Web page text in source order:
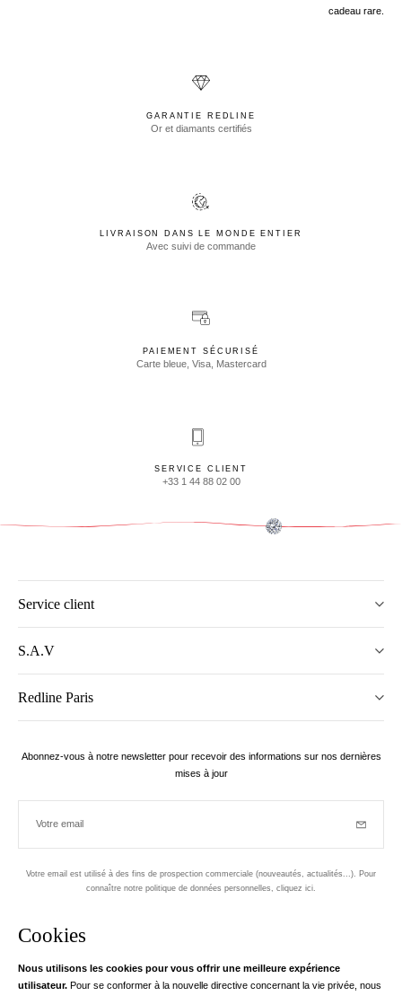
Cookies
Nous utilisons les cookies pour vous offrir une meilleure expérience
utilisateur. Pour se conformer à la nouvelle directive concernant la vie privée, nous
cadeau rare.
GARANTIE REDLINE
Or et diamants certifiés
LIVRAISON DANS LE MONDE ENTIER
Avec suivi de commande
PAIEMENT SÉCURISÉ
Carte bleue, Visa, Mastercard
SERVICE CLIENT
+33 1 44 88 02 00
Service client
S.A.V
Redline Paris
Abonnez-vous à notre newsletter pour recevoir des informations sur nos dernières
mises à jour
Votre email
Votre email est utilisé à des fins de prospection commerciale (nouveautés, actualités...). Pour
connaître notre politique de données personnelles, cliquez ici
Votre adresse email